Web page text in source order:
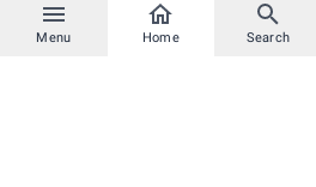
Menu Home Search